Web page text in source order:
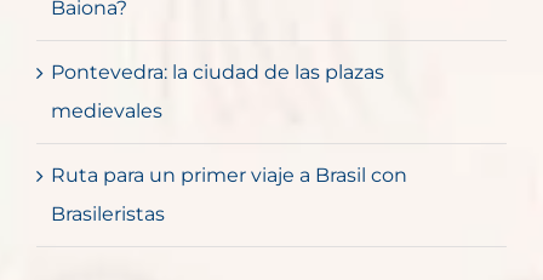
Baiona?
Pontevedra: la ciudad de las plazas
medievales
Ruta para un primer viaje a Brasil con
Brasileristas